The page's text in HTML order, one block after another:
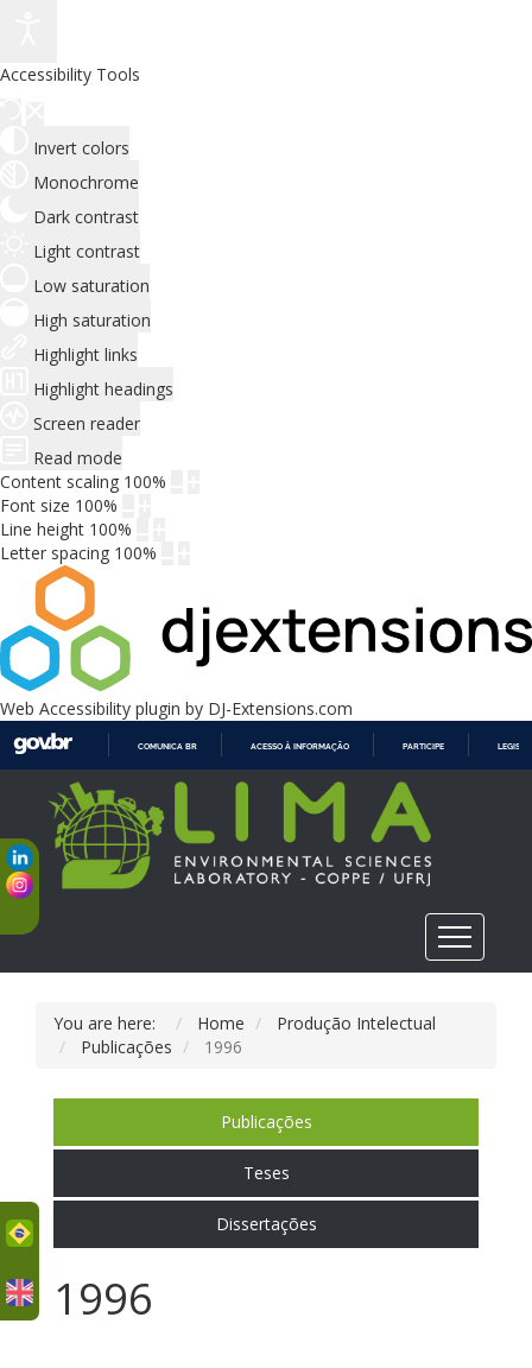
Accessibility Tools
Invert colors
Monochrome
Dark contrast
Light contrast
Low saturation
High saturation
Highlight links
Highlight headings
Screen reader
Read mode
Content scaling 100%
Font size 100%
Line height 100%
Letter spacing 100%
Web Accessibility plugin by DJ-Extensions.com
COMUNICA BR ACESSO À INFORMAÇÃO PARTICIPE
You are here: Home
Produção Intelectual
Publicações
1996
Publicações
Teses
Dissertações
1996